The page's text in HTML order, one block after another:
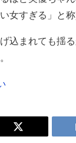
女すぎる」と称
込まれても揺